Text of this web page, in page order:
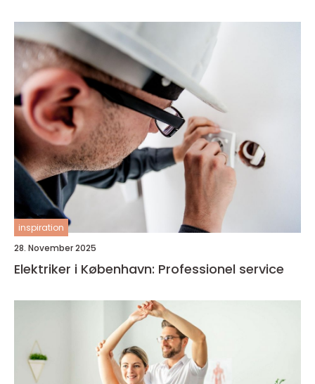
inspiration
28. November 2025
Elektriker i København: Professionel service